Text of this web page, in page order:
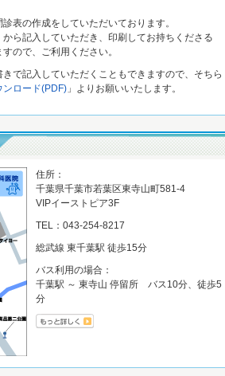
表の作成をしていただいております。
から記入していただき、印刷してお持ちくださる
ので、ご利用ください。
で記入していただくこともできますので、そちら
ンロード(PDF) 」よりお願いいたします。
住所：
千葉県千葉市若葉区東寺山町581-4
VIPイーストピア3F
TEL：043-254-8217
総武線 東千葉駅 徒歩15分
バス利用の場合：
千葉駅 ～ 東寺山 停留所 バス10分、徒歩5
分